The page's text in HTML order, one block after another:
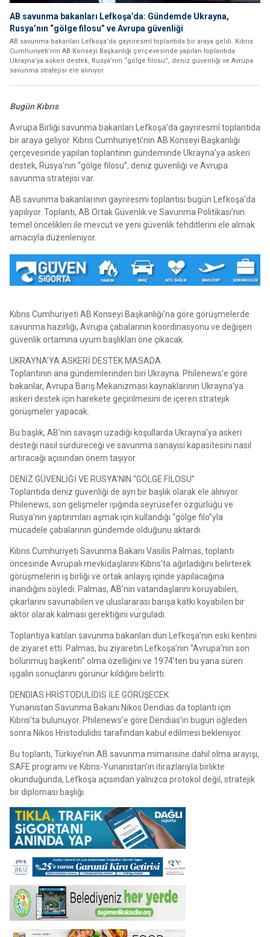
AB savunma bakanları Lefkoşa’da: Gündemde Ukrayna,
Rusya’nın “gölge filosu” ve Avrupa güvenliği
AB savunma bakanları Lefkoşa’da gayriresmî toplantıda bir araya geldi. Kıbrıs
Cumhuriyeti’nin AB Konseyi Başkanlığı çerçevesinde yapılan toplantıda
Ukrayna’ya askeri destek, Rusya’nın “gölge filosu”, deniz güvenliği ve Avrupa
savunma stratejisi ele alınıyor.
Bugün Kıbrıs
Avrupa Birliği savunma bakanları Lefkoşa’da gayriresmî toplantıda
bir araya geliyor. Kıbrıs Cumhuriyeti’nin AB Konseyi Başkanlığı
çerçevesinde yapılan toplantının gündeminde Ukrayna’ya askeri
destek, Rusya’nın “gölge filosu”, deniz güvenliği ve Avrupa
savunma stratejisi var.
AB savunma bakanlarının gayriresmi toplantısı bugün Lefkoşa’da
yapılıyor. Toplantı, AB Ortak Güvenlik ve Savunma Politikası’nın
temel öncelikleri ile mevcut ve yeni güvenlik tehditlerini ele almak
amacıyla düzenleniyor.
Kıbrıs Cumhuriyeti AB Konseyi Başkanlığı’na göre görüşmelerde
savunma hazırlığı, Avrupa çabalarının koordinasyonu ve değişen
güvenlik ortamına uyum başlıkları öne çıkacak.
UKRAYNA’YA ASKERİ DESTEK MASADA
Toplantının ana gündemlerinden biri Ukrayna. Philenews’e göre
bakanlar, Avrupa Barış Mekanizması kaynaklarının Ukrayna’ya
askeri destek için harekete geçirilmesini de içeren stratejik
görüşmeler yapacak.
Bu başlık, AB’nin savaşın uzadığı koşullarda Ukrayna’ya askeri
desteği nasıl sürdüreceği ve savunma sanayisi kapasitesini nasıl
artıracağı açısından önem taşıyor.
DENİZ GÜVENLİĞİ VE RUSYA’NIN “GÖLGE FİLOSU”
Toplantıda deniz güvenliği de ayrı bir başlık olarak ele alınıyor.
Philenews, son gelişmeler ışığında seyrüsefer özgürlüğü ve
Rusya’nın yaptırımları aşmak için kullandığı “gölge filo”yla
mücadele çabalarının gündemde olduğunu aktardı.
Kıbrıs Cumhuriyeti Savunma Bakanı Vasilis Palmas, toplantı
öncesinde Avrupalı mevkidaşlarını Kıbrıs’ta ağırladığını belirterek
görüşmelerin iş birliği ve ortak anlayış içinde yapılacağına
inandığını söyledi. Palmas, AB’nin vatandaşlarını koruyabilen,
çıkarlarını savunabilen ve uluslararası barışa katkı koyabilen bir
aktör olarak kalması gerektiğini vurguladı.
Toplantıya katılan savunma bakanları dün Lefkoşa’nın eski kentini
de ziyaret etti. Palmas, bu ziyaretin Lefkoşa’nın “Avrupa’nın son
bölünmüş başkenti” olma özelliğini ve 1974’ten bu yana süren
işgalin sonuçlarını görünür kıldığını belirtti.
DENDIAS HRİSTODULİDİS İLE GÖRÜŞECEK
Yunanistan Savunma Bakanı Nikos Dendias da toplantı için
Kıbrıs’ta bulunuyor. Philenews’e göre Dendias’ın bugün öğleden
sonra Nikos Hristodulidis tarafından kabul edilmesi bekleniyor.
Bu toplantı, Türkiye’nin AB savunma mimarisine dahil olma arayışı,
SAFE programı ve Kıbrıs-Yunanistan’ın itirazlarıyla birlikte
okunduğunda, Lefkoşa açısından yalnızca protokol değil, stratejik
bir diplomasi başlığı.